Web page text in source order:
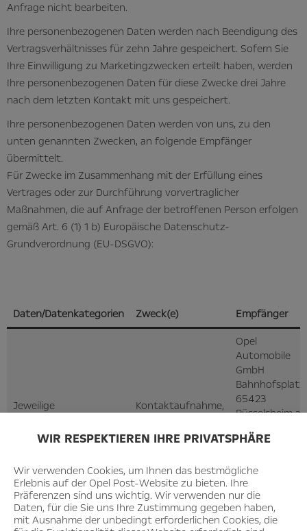
WIR RESPEKTIEREN IHRE PRIVATSPHÄRE
Wir verwenden Cookies, um Ihnen das bestmögliche
Erlebnis auf der Opel Post-Website zu bieten. Ihre
Präferenzen sind uns wichtig. Wir verwenden nur die
Daten, für die Sie uns Ihre Zustimmung gegeben haben,
mit Ausnahme der unbedingt erforderlichen Cookies, die
Anfrage nicht bearbeiten.
Ihre personenbezogenen Daten werden nach Beendigung des
Vertragsverhältnisses für zehn Jahre gespeichert. Sofern Sie
Ihre Einwilligung zu Marketingzwecken erteilt haben, werden
Ihre personenbezogenen Daten für diese Zwecke drei Jahre
nach dem letzten Kontakt mit uns gespeichert.
Ihre personenbezogenen Daten werden von uns, zu den
unten genannten Zwecken, an folgende Empfänger
übermittelt.
Für Zwecke im Zusammenhang mit der Erfüllung eines
Vertrages oder zur Durchführung vorvertraglicher
Maßnahmen, die auf Anfrage der betroffenen Person erfolgen
gemäß Art. 6 (1) 1 b) Europäische Datenschutz-
Grundverordnung (EU-DSGVO):
Daten/Datenkategorien Zweck(e) Empfänger
Jeweilige
Kontaktdaten (Name,
Kontaktaufnahme,
und Bearbeitung
Opel
Automobile
GmbH
Bahnhofsplatz,
65423
Rüsselsheim
Hartmann-
Ibach-Straße
85,
60389